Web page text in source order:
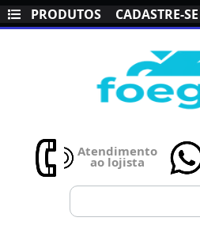
PRODUTOS CADASTRE-SE
Atendimento
ao lojista